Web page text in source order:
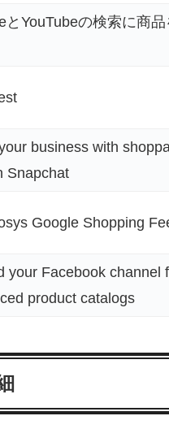
とYouTubeの検索に商品
business with
Snapchat
Google Shopping
your Facebook channel
product catalogs